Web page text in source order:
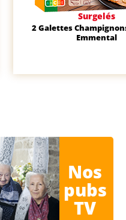
Surgelés
2 Galettes
Emmental
Nos
pubs
TV